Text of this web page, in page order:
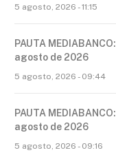
5 agosto, 2026 - 11:15
PAUTA
agosto de 2026
5 agosto, 2026 - 09:44
PAUTA
agosto de 2026
5 agosto, 2026 - 09:16